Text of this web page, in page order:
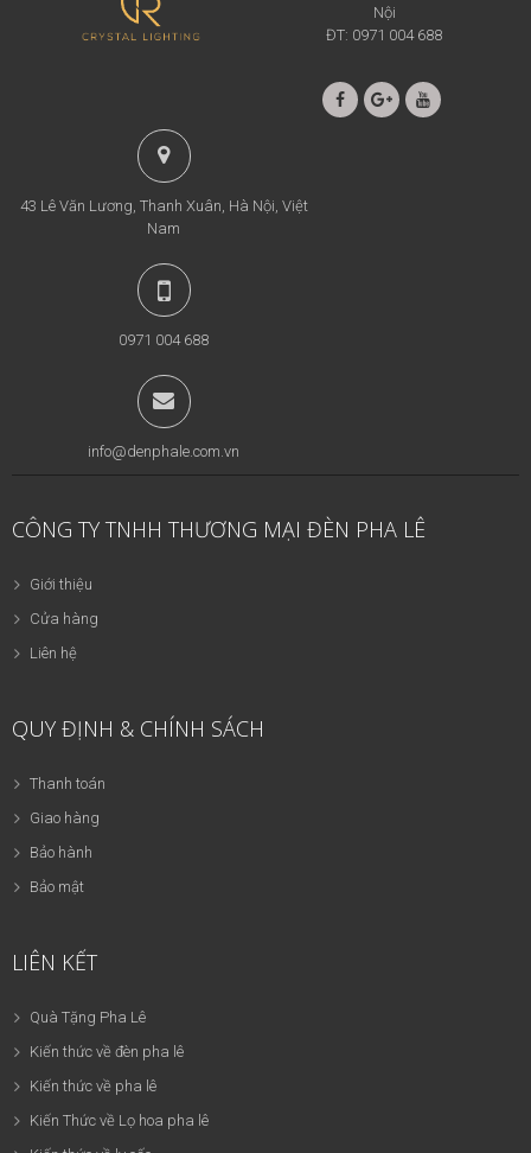
Nội
ĐT: 0971 004 688
43 Lê Văn Lương, Thanh Xuân, Hà Nội, Việt
Nam
0971 004 688
info@denphale.com.vn
CÔNG TY TNHH THƯƠNG MẠI ĐÈN PHA LÊ
Giới thiệu
Cửa hàng
Liên hệ
QUY ĐỊNH & CHÍNH SÁCH
Thanh toán
Giao hàng
Bảo hành
Bảo mật
LIÊN KẾT
Quà Tặng Pha Lê
Kiến thức về đèn pha lê
Kiến thức về pha lê
Kiến Thức về Lọ hoa pha lê